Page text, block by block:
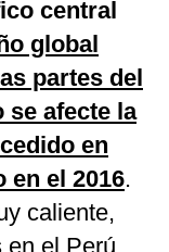
central
global
partes del
se afecte la
en
en el 2016.
caliente,
en el Perú